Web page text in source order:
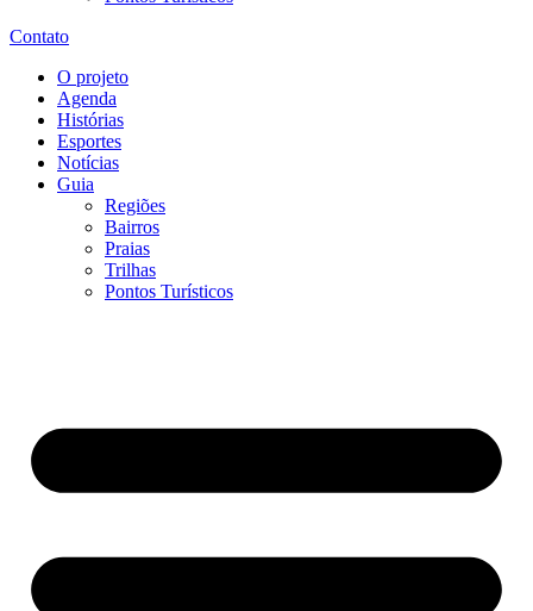
Contato
O projeto
Agenda
Histórias
Esportes
Notícias
Guia
Regiões
Bairros
Praias
Trilhas
Pontos Turísticos